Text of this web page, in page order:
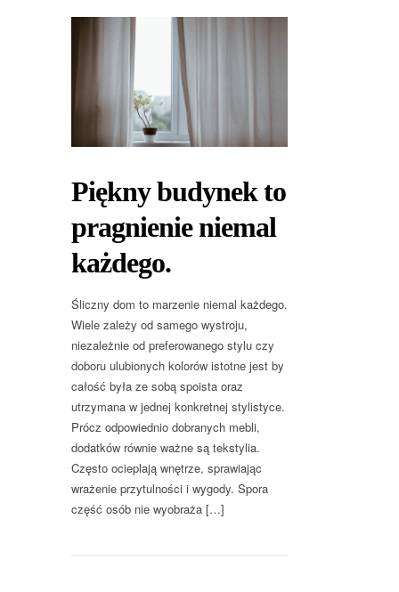
Piękny budynek to
pragnienie niemal
każdego.
Śliczny dom to marzenie niemal każdego.
Wiele zależy od samego wystroju,
niezależnie od preferowanego stylu czy
doboru ulubionych kolorów istotne jest by
całość była ze sobą spoista oraz
utrzymana w jednej konkretnej stylistyce.
Prócz odpowiednio dobranych mebli,
dodatków równie ważne są tekstylia.
Często ocieplają wnętrze, sprawiając
wrażenie przytulności i wygody. Spora
część osób nie wyobraża […]